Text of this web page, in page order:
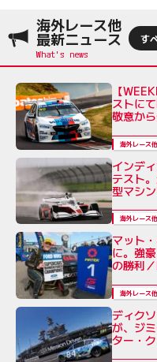
海外レース他
最新ニュース す
【
ストに
敬意か
海外レース他
インデ
テスト
型マシ
海外レース他
マット
に。強
の勝利
海外レース他
ディク
が、ジ
ター・